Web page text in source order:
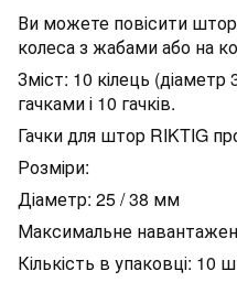
Ви можете повісити
колеса з жабами або на
Зміст: 10 кілець
гачками і 10 гачків.
Гачки для штор RIKTIG
Розміри:
Діаметр: 25 /38 мм
Максимальне
Кількість в упаковці: 10